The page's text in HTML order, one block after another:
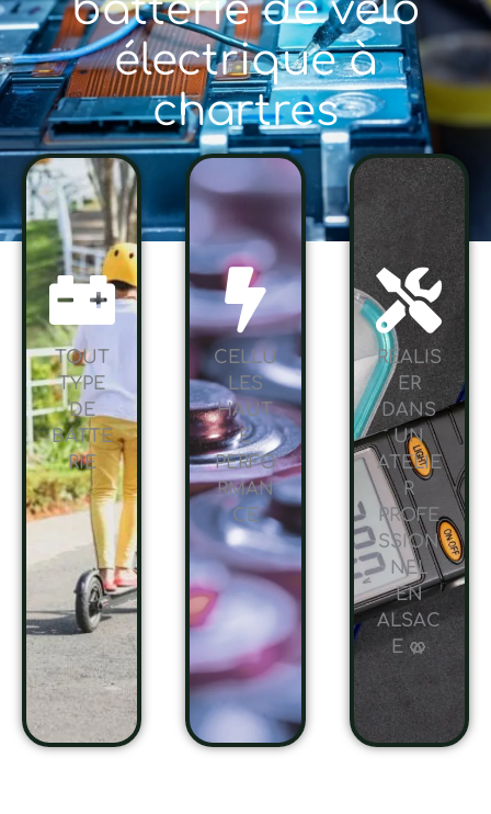
batterie de vélo
électrique à
chartres
TOUT
TYPE
DE
BATTE
RIE
CELLU
LES
HAUT
E
PERFO
RMAN
CE
RÉALIS
ER
DANS
UN
ATELIE
R
PROFE
SSION
NEL
EN
ALSAC
E 🥨